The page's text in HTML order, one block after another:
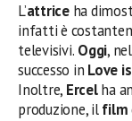
L’attriceha
infatti è
televisivi. Oggi,
successo in Love
Inoltre, Ercelha
produzione, ilfilm